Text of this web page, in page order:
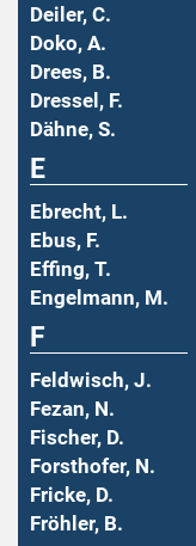
Deiler, C.
Doko, A.
Drees, B.
Dressel, F.
Dähne, S.
E
Ebrecht, L.
Ebus, F.
Effing, T.
Engelmann, M.
F
Feldwisch, J.
Fezan, N.
Fischer, D.
Forsthofer, N.
Fricke, D.
Fröhler, B.